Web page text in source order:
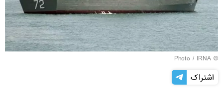
© Photo / IRNA
اشتراک